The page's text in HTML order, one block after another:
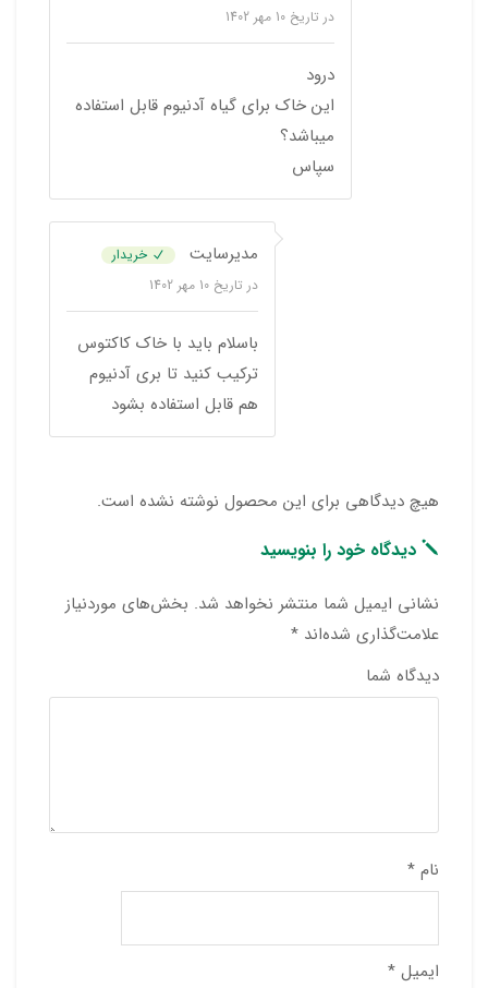
در تاریخ 10 مهر 1402
درود
این خاک برای گیاه آدنیوم قابل استفاده
میباشد؟
سپاس
مدیرسایت
خریدار
در تاریخ 10 مهر 1402
باسلام باید با خاک کاکتوس
ترکیب کنید تا بری آدنیوم
هم قابل استفاده بشود
هیچ دیدگاهی برای این محصول نوشته نشده است.
دیدگاه خود را بنویسید
نشانی ایمیل شما منتشر نخواهد شد. بخش‌های موردنیاز
علامت‌گذاری شده‌اند *
دیدگاه شما
نام *
ایمیل *